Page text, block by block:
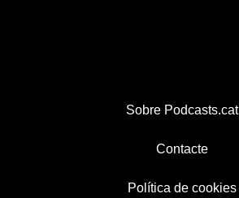
Sobre Podcasts.cat
Contacte
Política de cookies